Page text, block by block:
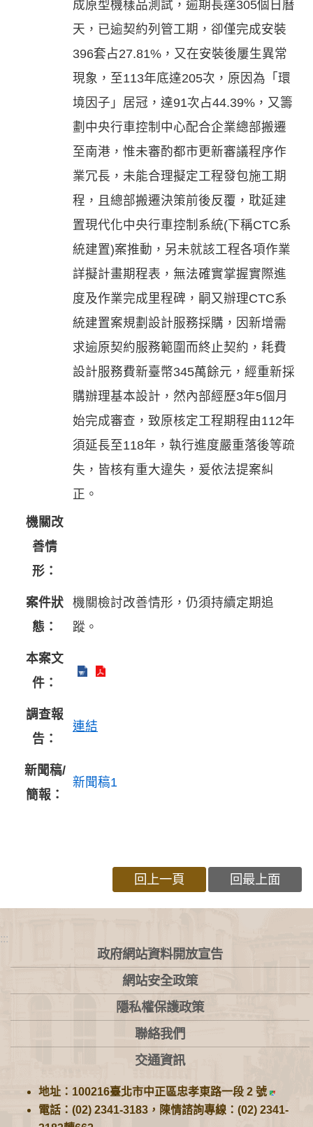
成原型機樣品測試，逾期長達305個日曆
天，已逾契約列管工期，卻僅完成安裝
396套占27.81%，又在安裝後屢生異常
現象，至113年底達205次，原因為「環
境因子」居冠，達91次占44.39%，又籌
劃中央行車控制中心配合企業總部搬遷
至南港，惟未審酌都市更新審議程序作
業冗長，未能合理擬定工程發包施工期
程，且總部搬遷決策前後反覆，耽延建
置現代化中央行車控制系統(下稱CTC系
統建置)案推動，另未就該工程各項作業
詳擬計畫期程表，無法確實掌握實際進
度及作業完成里程碑，嗣又辦理CTC系
統建置案規劃設計服務採購，因新增需
求逾原契約服務範圍而終止契約，耗費
設計服務費新臺幣345萬餘元，經重新採
購辦理基本設計，然內部經歷3年5個月
始完成審查，致原核定工程期程由112年
須延長至118年，執行進度嚴重落後等疏
失，皆核有重大違失，爰依法提案糾
正。
機關改
善情
形：
案件狀
態：
機關檢討改善情形，仍須持續定期追
蹤。
本案文
件：
調查報
告：
連結
新聞稿/
簡報：
新聞稿1
回上一頁 回最上面
:::
政府網站資料開放宣告
網站安全政策
隱私權保護政策
聯絡我們
交通資訊
地址：100216臺北市中正區忠孝東路一段 2 號
電話：(02) 2341-3183，陳情諮詢專線：(02) 2341-